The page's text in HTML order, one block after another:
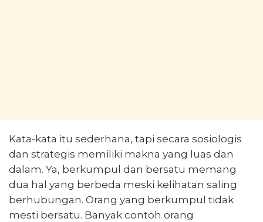
Kata-kata itu sederhana, tapi secara sosiologis
dan strategis memiliki makna yang luas dan
dalam. Ya, berkumpul dan bersatu memang
dua hal yang berbeda meski kelihatan saling
berhubungan. Orang yang berkumpul tidak
mesti bersatu. Banyak contoh orang